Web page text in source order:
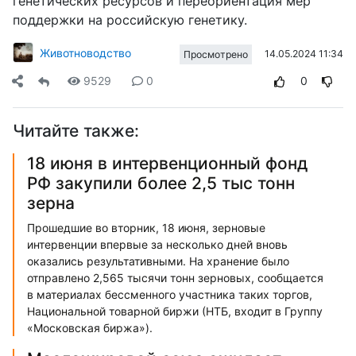
поддержки на российскую генетику.
Животноводство Просмотрено 14.05.2024 11:34
9529 0 0
Читайте также:
18 июня в интервенционный фонд
РФ закупили более 2,5 тыс тонн
зерна
Прошедшие во вторник, 18 июня, зерновые
интервенции впервые за несколько дней вновь
оказались результативными. На хранение было
отправлено 2,565 тысячи тонн зерновых, сообщается
в материалах бессменного участника таких торгов,
Национальной товарной биржи (НТБ, входит в Группу
«Московская биржа»).